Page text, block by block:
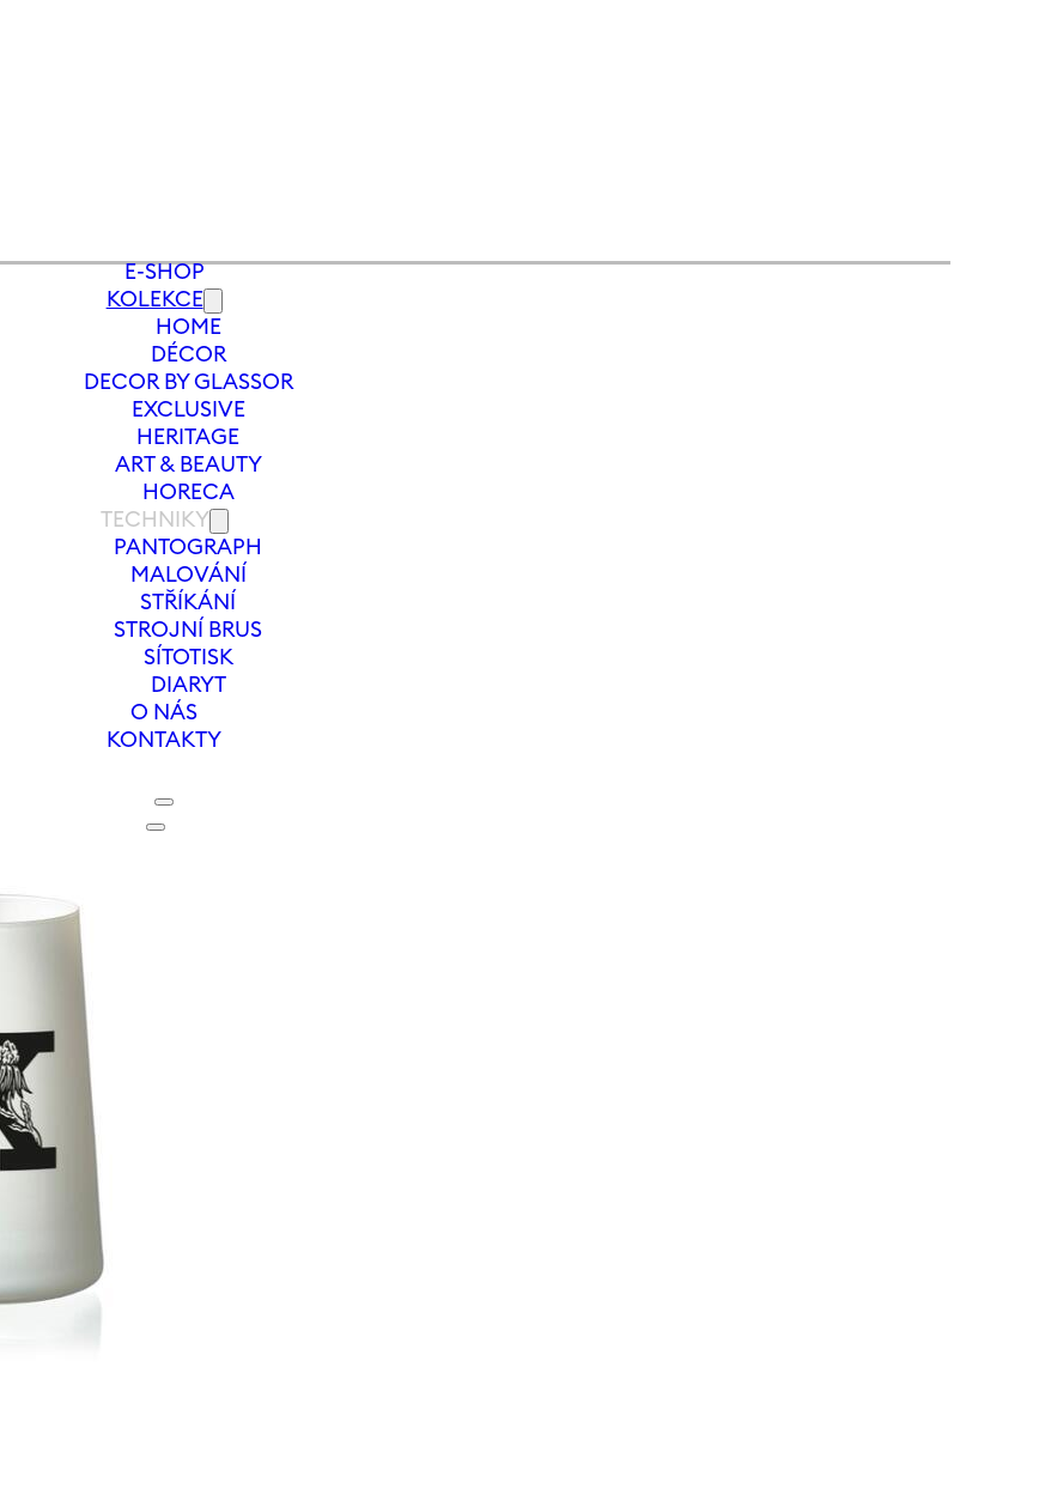
E-SHOP
KOLEKCE
HOME
DÉCOR
DECOR BY GLASSOR
EXCLUSIVE
HERITAGE
ART & BEAUTY
HORECA
TECHNIKY
PANTOGRAPH
MALOVÁNÍ
STŘÍKÁNÍ
STROJNÍ BRUS
SÍTOTISK
DIARYT
O NÁS
KONTAKTY
VÁZA S PÍSMENEM X LETTERS 120 MM